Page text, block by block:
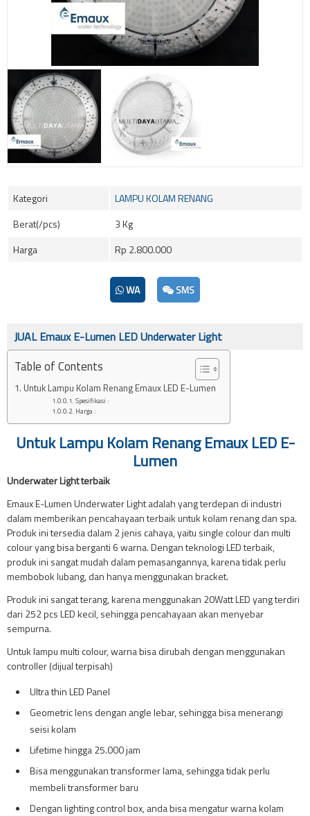
Kategori
LAMPU KOLAM RENANG
Berat(/pcs)
3 Kg
Harga
Rp 2.800.000
WA SMS
JUAL Emaux E-Lumen LED Underwater Light
Table of Contents
Untuk Lampu Kolam Renang Emaux LED E-Lumen
Spesifikasi :
Harga :
Untuk Lampu Kolam Renang Emaux LED E-
Lumen
Underwater Light terbaik
Emaux E-Lumen Underwater Light adalah yang terdepan di industri
dalam memberikan pencahayaan terbaik untuk kolam renang dan spa.
Produk ini tersedia dalam 2 jenis cahaya, yaitu single colour dan multi
colour yang bisa berganti 6 warna. Dengan teknologi LED terbaik,
produk ini sangat mudah dalam pemasangannya, karena tidak perlu
membobok lubang, dan hanya menggunakan bracket.
Produk ini sangat terang, karena menggunakan 20Watt LED yang terdiri
dari 252 pcs LED kecil, sehingga pencahayaan akan menyebar
sempurna.
Untuk lampu multi colour, warna bisa dirubah dengan menggunakan
controller (dijual terpisah)
Ultra thin LED Panel
Geometric lens dengan angle lebar, sehingga bisa menerangi
seisi kolam
Lifetime hingga 25.000 jam
Bisa menggunakan transformer lama, sehingga tidak perlu
membeli transformer baru
Dengan lighting control box, anda bisa mengatur warna kolam